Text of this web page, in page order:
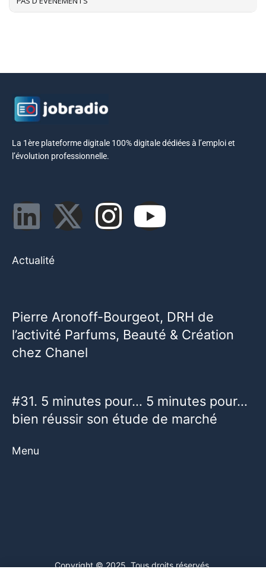
La 1ère plateforme digitale 100% digitale dédiées à l’emploi et
l’évolution professionnelle.
Actualité
Pierre Aronoff-Bourgeot, DRH de
l’activité Parfums, Beauté & Création
chez Chanel
#31. 5 minutes pour… 5 minutes pour…
bien réussir son étude de marché
Menu
Copyright © 2025. Tous droits réservés.